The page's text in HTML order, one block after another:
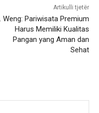
Artikulli tjetër
Weng: Pariwisata Premium
Harus Memiliki Kualitas
Pangan yang Aman dan
Sehat